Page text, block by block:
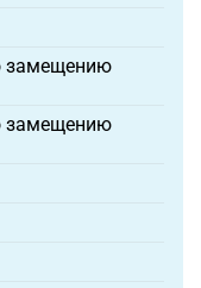
замещению
замещению